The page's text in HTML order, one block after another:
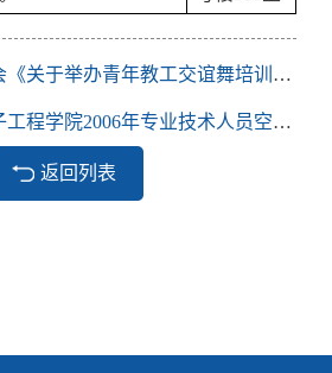
于举办青年教工交谊舞培训班的通知》
院2006年专业技术人员空岗聘任工作日程安排表
返回列表